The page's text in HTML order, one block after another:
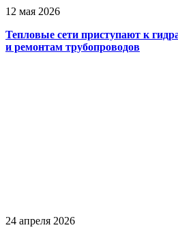
12 мая 2026
Тепловые сети приступают к
и ремонтам трубопроводов
24 апреля 2026